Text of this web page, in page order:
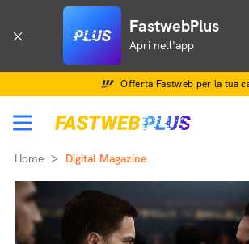
FastwebPlus
Apri nell'app
Offerta Fastweb per la tua
Home Digital Magazine